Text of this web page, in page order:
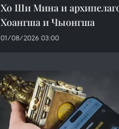
Хо Ши Мина и
Хоангша и Чыонгша
01/08/2026 03:00